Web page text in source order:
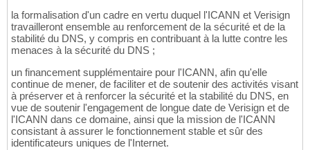
la formalisation d'un cadre en vertu duquel l'ICANN et Verisign
travailleront ensemble au renforcement de la sécurité et de la
stabilité du DNS, y compris en contribuant à la lutte contre les
menaces à la sécurité du DNS ;
un financement supplémentaire pour l'ICANN, afin qu'elle
continue de mener, de faciliter et de soutenir des activités visant
à préserver et à renforcer la sécurité et la stabilité du DNS, en
vue de soutenir l'engagement de longue date de Verisign et de
l'ICANN dans ce domaine, ainsi que la mission de l'ICANN
consistant à assurer le fonctionnement stable et sûr des
identificateurs uniques de l'Internet.